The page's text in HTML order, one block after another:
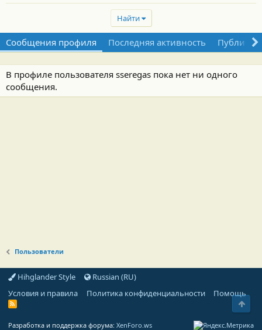
Найти
Сообщения профиля Последняя активность
В профиле пользователя sseregas пока нет ни одного
сообщения.
Пользователи
Hihglander Style
Russian (RU)
Условия и правила
Политика конфиденциальности Помощь
R
Разработка и поддержка форума: XenForo.ws